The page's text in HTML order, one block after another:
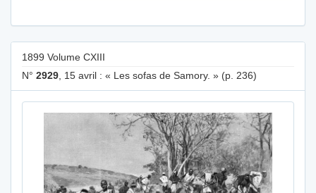
1899 Volume CXIII
N° 2929 , 15 avril : « Les sofas de Samory. » (p. 236)